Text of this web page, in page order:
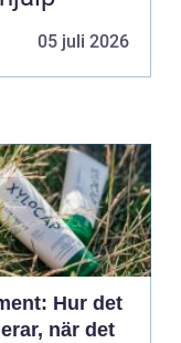
05 juli 2026
Hur det
när det